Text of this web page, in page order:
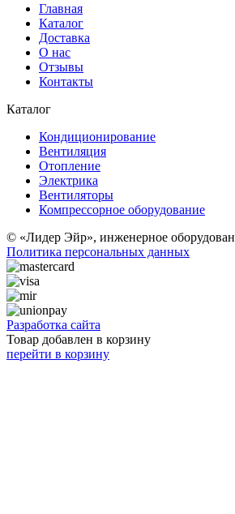
Главная
Каталог
Доставка
О нас
Отзывы
Контакты
Каталог
Кондиционирование
Вентиляция
Отопление
Электрика
Вентиляторы
Компрессорное оборудование
© «Лидер Эйр», инженерное
Политика персональных данных
Разработка сайта
Товар добавлен в корзину
перейти в корзину